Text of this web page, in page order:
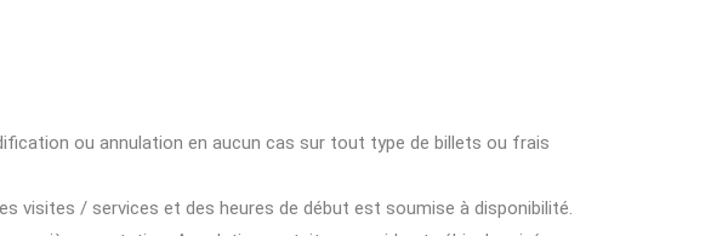
ou annulation en aucun cas sur tout type de billets ou frais
visites / services et des heures de début est soumise à disponibilité.